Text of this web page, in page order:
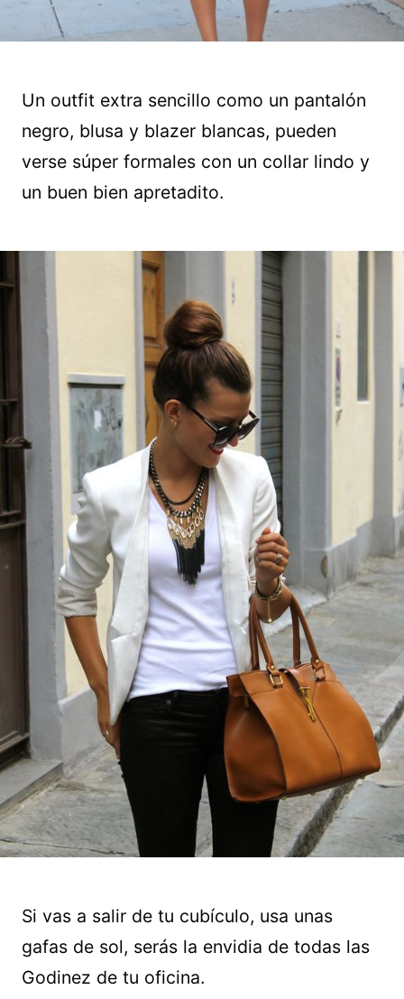
Un outfit extra sencillo como un pantalón
negro, blusa y blazer blancas, pueden
verse súper formales con un collar lindo y
un buen bien apretadito.
Si vas a salir de tu cubículo, usa unas
gafas de sol, serás la envidia de todas las
Godinez de tu oficina.